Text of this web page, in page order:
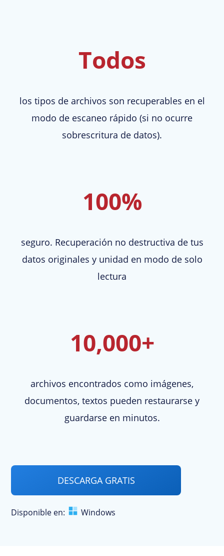
Todos
los tipos de archivos son recuperables en el
modo de escaneo rápido (si no ocurre
sobrescritura de datos).
100%
seguro. Recuperación no destructiva de tus
datos originales y unidad en modo de solo
lectura
10,000+
archivos encontrados como imágenes,
documentos, textos pueden restaurarse y
guardarse en minutos.
DESCARGA GRATIS
Disponible en: Windows